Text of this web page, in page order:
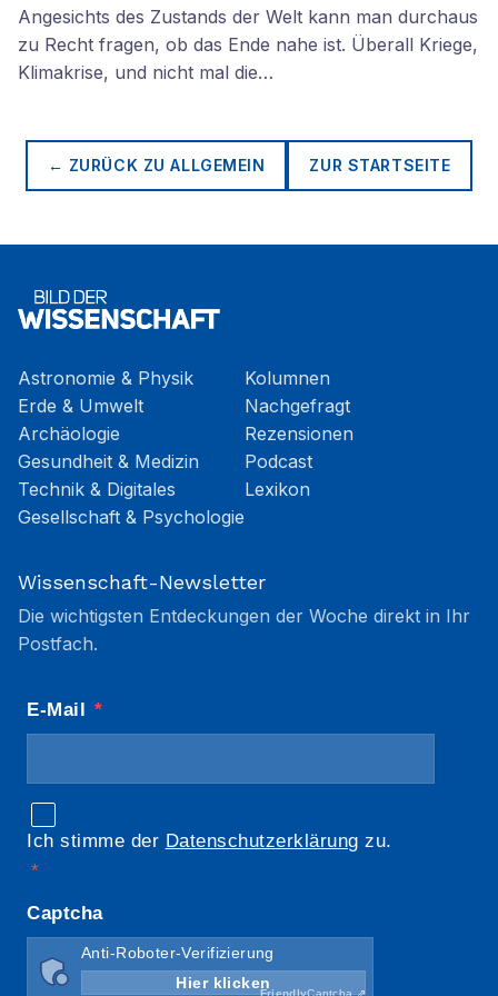
Angesichts des Zustands der Welt kann man durchaus
zu Recht fragen, ob das Ende nahe ist. Überall Kriege,
Klimakrise, und nicht mal die…
← ZURÜCK ZUALLGEMEIN ZUR STARTSEITE
Astronomie & Physik
Erde & Umwelt
Archäologie
Gesundheit & Medizin
Technik & Digitales
Gesellschaft & Psychologie
Kolumnen
Nachgefragt
Rezensionen
Podcast
Lexikon
Wissenschaft-Newsletter
Die wichtigsten Entdeckungen der Woche direkt in Ihr
Postfach.